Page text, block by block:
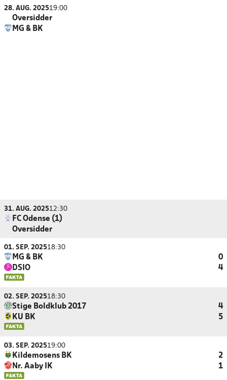
28. AUG. 202519:00
Oversidder
MG & BK
31. AUG. 202512:30
FC Odense (1)
Oversidder
01. SEP. 202518:30
MG & BK
0
DSIO
4
02. SEP. 202518:30
Stige Boldklub 2017
4
KU BK
5
03. SEP. 202519:00
Kildemosens BK
2
Nr. Aaby IK
1